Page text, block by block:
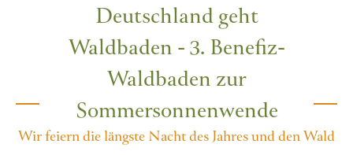
Waldbaden
Yoga
Natur-Coaching
Resilienz-Training
Gutscheine
Deutschland geht
Waldbaden - 3. Benefiz-
Waldbaden zur
Sommersonnenwende
Wir feiern die längste Nacht des Jahres und den Wald